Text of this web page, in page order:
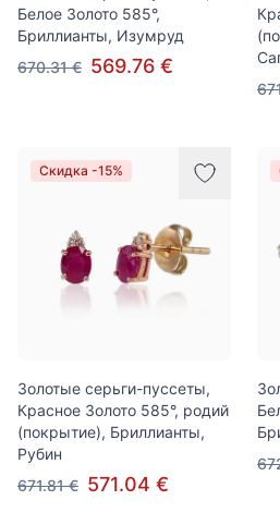
Белое Золото 585°,
Бриллианты, Изумруд
670.31 € 569.76 €
Скидка -15%
Золотые серьги-пуссеты,
Красное Золото 585°, родий
(покрытие), Бриллианты,
Рубин
671.81 € 571.04 €